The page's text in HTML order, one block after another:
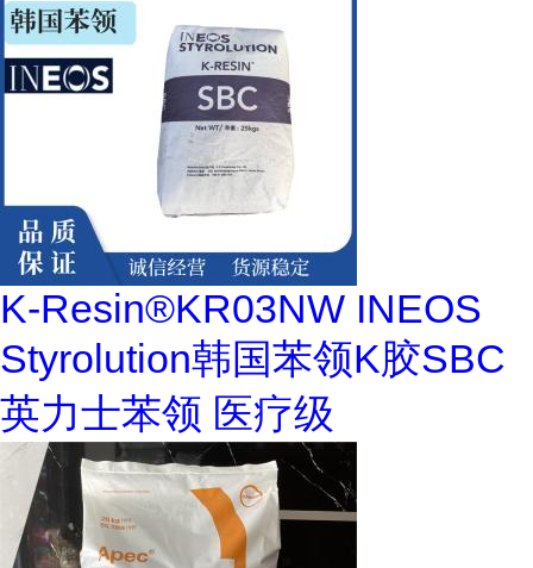
K-Resin®KR03NW INEOS
Styrolution韩国苯领K胶SBC
英力士苯领 医疗级